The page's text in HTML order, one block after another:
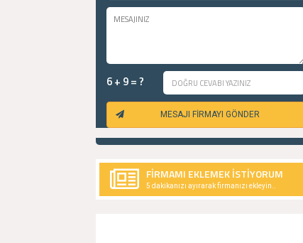
6 + 9 = ?
MESAJI FİRMAYI GÖNDER
FİRMAMI EKLEMEK İSTİYORUM
5 dakikanızı ayırarak firmanızı ekleyin..